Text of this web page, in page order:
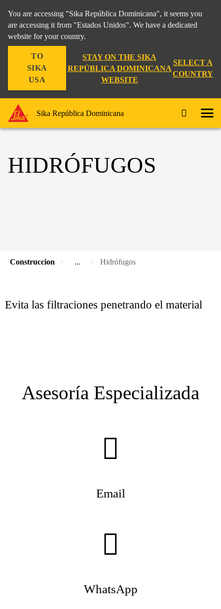
You are accessing "Sika República Dominicana", it seems you
are accessing it from "Estados Unidos". We have a dedicated
website for your country.
TO
SIKA
USA
STAY ON THE SIKA
REPÚBLICA DOMINICANA
WEBSITE
SELECT A
COUNTRY
Sika República Dominicana
HIDRÓFUGOS
Construccion ... Hidrófugos
Evita las filtraciones penetrando el material
Asesoría Especializada
Email
WhatsApp